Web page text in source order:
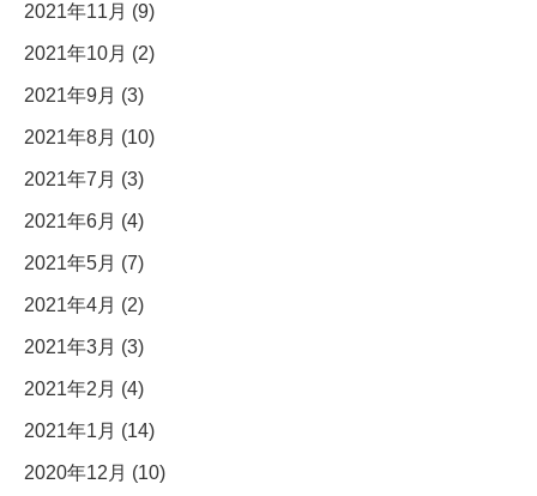
2021年11月 (9)
2021年10月 (2)
2021年9月 (3)
2021年8月 (10)
2021年7月 (3)
2021年6月 (4)
2021年5月 (7)
2021年4月 (2)
2021年3月 (3)
2021年2月 (4)
2021年1月 (14)
2020年12月 (10)